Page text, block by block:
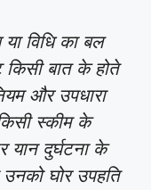
विधि का बल
किसी बात के होते
और उपधारा
स्कीम के
यान दुर्घटना के
उनको घोर उपहति